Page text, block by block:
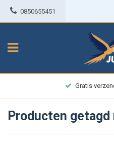
0850655451
Gratis
Producten